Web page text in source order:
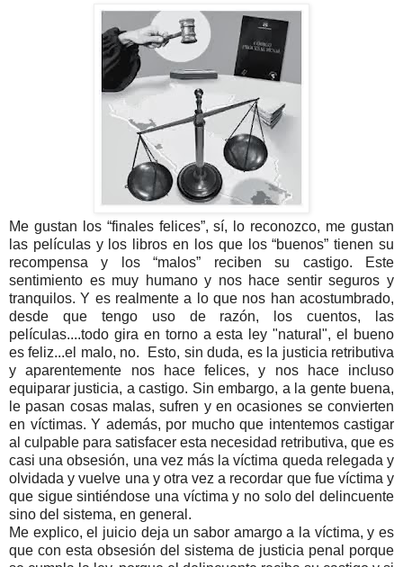
Me gustan los “finales felices”, sí, lo reconozco, me gustan
las películas y los libros en los que los “buenos” tienen su
recompensa y los “malos” reciben su castigo. Este
sentimiento es muy humano y nos hace sentir seguros y
tranquilos. Y es realmente a lo que nos han acostumbrado,
desde que tengo uso de razón, los cuentos, las
películas....todo gira en torno a esta ley "natural", el bueno
es feliz...el malo, no. Esto, sin duda, es la justicia retributiva
y aparentemente nos hace felices, y nos hace incluso
equiparar justicia, a castigo. Sin embargo, a la gente buena,
le pasan cosas malas, sufren y en ocasiones se convierten
en víctimas. Y además, por mucho que intentemos castigar
al culpable para satisfacer esta necesidad retributiva, que es
casi una obsesión, una vez más la víctima queda relegada y
olvidada y vuelve una y otra vez a recordar que fue víctima y
que sigue sintiéndose una víctima y no solo del delincuente
sino del sistema, en general.
Me explico, el juicio deja un sabor amargo a la víctima, y es
que con esta obsesión del sistema de justicia penal porque